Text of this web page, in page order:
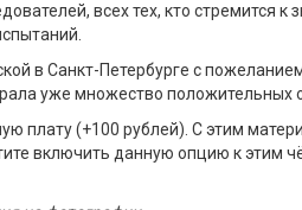
всех тех, кто стремится
в Санкт-Петербурге с
уже множество положительных
плату (+100 рублей). С этим
включить данную опцию к этим